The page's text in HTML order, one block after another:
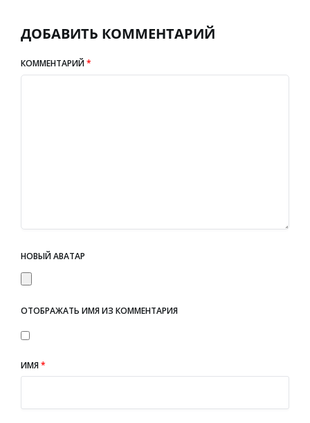
ДОБАВИТЬ КОММЕНТАРИЙ
КОММЕНТАРИЙ*
НОВЫЙ АВАТАР
ОТОБРАЖАТЬ ИМЯ ИЗ КОММЕНТАРИЯ
ИМЯ*